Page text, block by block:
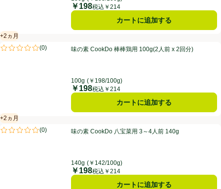
価格
￥198税込￥214
カートに追加する
味の素 CookDo 棒棒鶏用 100g(2人前 x 2回分)
+2ヵ月
賞味・消費期限保証：2ヵ月
(0)
評価は0件のレビューで5点中0.0点。味の素 CookDo 棒棒鶏用 100g(2人前 x 2回分)
100g (￥198/100g)
価格
￥198税込￥214
カートに追加する
味の素 CookDo 八宝菜用 3～4人前 140g
+2ヵ月
賞味・消費期限保証：2ヵ月
(0)
評価は0件のレビューで5点中0.0点。味の素 CookDo 八宝菜用 3～4人前 140g
140g (￥142/100g)
価格
￥198税込￥214
カートに追加する